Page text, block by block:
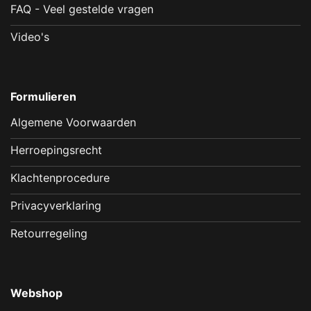
FAQ - Veel gestelde vragen
Video's
Formulieren
Algemene Voorwaarden
Herroepingsrecht
Klachtenprocedure
Privacyverklaring
Retourregeling
Webshop